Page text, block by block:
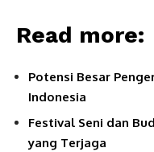
Read more:
Potensi Besar
Indonesia
Festival Seni dan
yang Terjaga